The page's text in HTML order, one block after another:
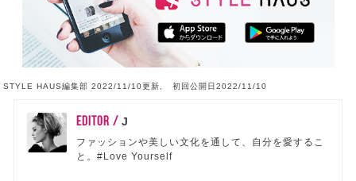
STYLE HAUS編集部 2022/11/10更新, 初回公開日2022/11/10
EDITOR /J
ファッションや美しい文化を通して、自分を愛するこ
と。#Love Yourself